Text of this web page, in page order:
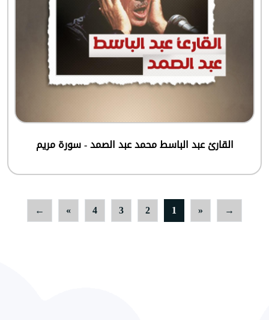
القارئ عبد الباسط محمد عبد الصمد - سورة مريم
→
«
1
2
3
4
»
←